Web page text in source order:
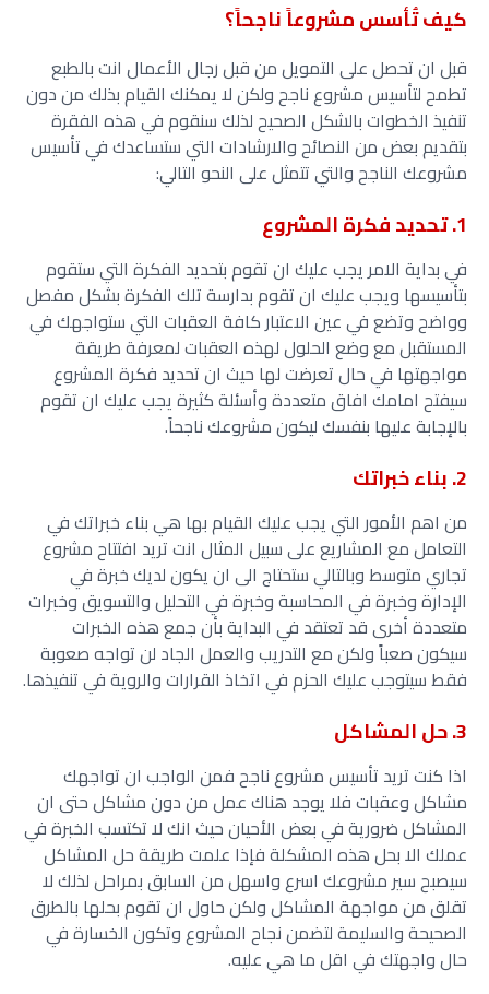
كيف تُأسس مشروعاً ناجحاً؟
قبل ان تحصل على التمويل من قبل رجال الأعمال انت بالطبع
تطمح لتأسيس مشروع ناجح ولكن لا يمكنك القيام بذلك من دون
تنفيذ الخطوات بالشكل الصحيح لذلك سنقوم في هذه الفقرة
بتقديم بعض من النصائح والارشادات التي ستساعدك في تأسيس
مشروعك الناجح والتي تتمثل على النحو التالي:
1. تحديد فكرة المشروع
في بداية الامر يجب عليك ان تقوم بتحديد الفكرة التي ستقوم
بتأسيسها ويجب عليك ان تقوم بدارسة تلك الفكرة بشكل مفصل
وواضح وتضع في عين الاعتبار كافة العقبات التي ستواجهك في
المستقبل مع وضع الحلول لهذه العقبات لمعرفة طريقة
مواجهتها في حال تعرضت لها حيث ان تحديد فكرة المشروع
سيفتح امامك افاق متعددة وأسئلة كثيرة يجب عليك ان تقوم
بالإجابة عليها بنفسك ليكون مشروعك ناجحاً.
2. بناء خبراتك
من اهم الأمور التي يجب عليك القيام بها هي بناء خبراتك في
التعامل مع المشاريع على سبيل المثال انت تريد افتتاح مشروع
تجاري متوسط وبالتالي ستحتاج الى ان يكون لديك خبرة في
الإدارة وخبرة في المحاسبة وخبرة في التحليل والتسويق وخبرات
متعددة أخرى قد تعتقد في البداية بأن جمع هذه الخبرات
سيكون صعباً ولكن مع التدريب والعمل الجاد لن تواجه صعوبة
فقط سيتوجب عليك الحزم في اتخاذ القرارات والروية في تنفيذها.
3. حل المشاكل
اذا كنت تريد تأسيس مشروع ناجح فمن الواجب ان تواجهك
مشاكل وعقبات فلا يوجد هناك عمل من دون مشاكل حتى ان
المشاكل ضرورية في بعض الأحيان حيث انك لا تكتسب الخبرة في
عملك الا بحل هذه المشكلة فإذا علمت طريقة حل المشاكل
سيصبح سير مشروعك اسرع واسهل من السابق بمراحل لذلك لا
تقلق من مواجهة المشاكل ولكن حاول ان تقوم بحلها بالطرق
الصحيحة والسليمة لتضمن نجاح المشروع وتكون الخسارة في
حال واجهتك في اقل ما هي عليه.